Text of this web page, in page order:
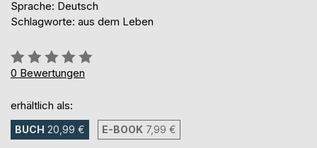
Sprache: Deutsch
Schlagworte: aus dem Leben
Bewertung::
0%
0 Bewertungen
erhältlich als:
BUCH 20,99 € E-BOOK 7,99 €